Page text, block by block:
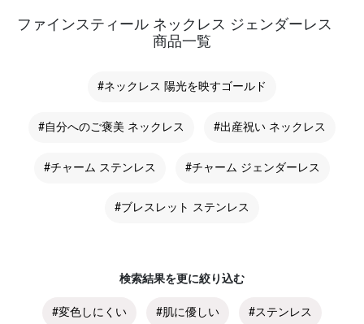
ファインスティール ネックレス ジェンダーレス
商品一覧
#ネックレス 陽光を映すゴールド
#自分へのご褒美 ネックレス #出産祝い ネックレス
#チャーム ステンレス #チャーム ジェンダーレス
#ブレスレット ステンレス
検索結果を更に絞り込む
#変色しにくい #肌に優しい #ステンレス